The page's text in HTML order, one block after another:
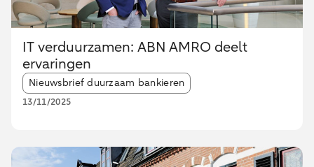
IT verduurzamen: ABN AMRO deelt
ervaringen
Article tags:
Nieuwsbrief duurzaam bankieren
13/11/2025